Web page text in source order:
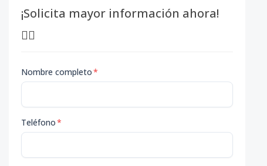
¡Solicita mayor información ahora!
👇🏽
Nombre completo*
Teléfono*